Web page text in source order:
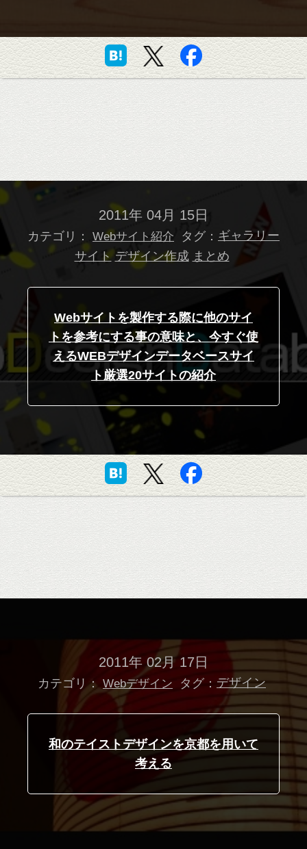
2011年 04月 15日
カテゴリ： Webサイト紹介 タグ： ギャラリー
サイト デザイン作成 まとめ
Webサイトを製作する際に他のサイ
トを参考にする事の意味と、今すぐ使
えるWEBデザインデータベースサイ
ト厳選20サイトの紹介
2011年 02月 17日
カテゴリ： Webデザイン タグ： デザイン
和のテイストデザインを京都を用いて
考える